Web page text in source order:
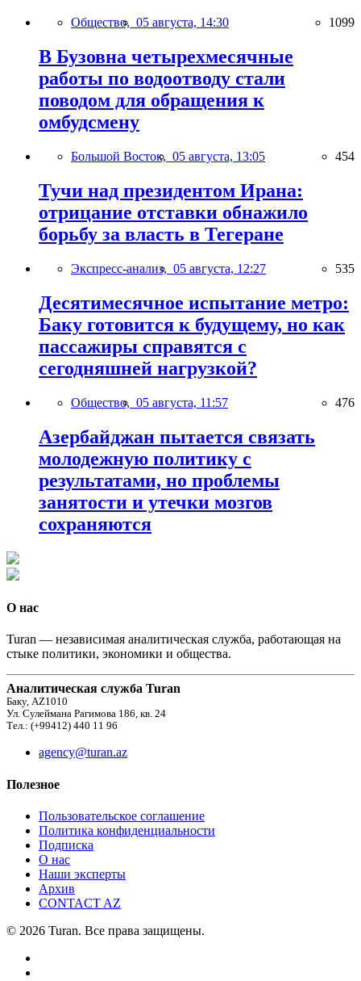
Общество, 05 августа, 14:30 1099
В Бузовна четырехмесячные
работы по водоотводу стали
поводом для обращения к
омбудсмену
Большой Восток, 05 августа, 13:05 454
Тучи над президентом Ирана:
отрицание отставки обнажило
борьбу за власть в Тегеране
Экспресс-анализ, 05 августа, 12:27 535
Десятимесячное испытание метро:
Баку готовится к будущему, но как
пассажиры справятся с
сегодняшней нагрузкой?
Общество, 05 августа, 11:57 476
Азербайджан пытается связать
молодежную политику с
результатами, но проблемы
занятости и утечки мозгов
сохраняются
О нас
Turan — независимая аналитическая служба, работающая на
стыке политики, экономики и общества.
Аналитическая служба Turan
Баку, AZ1010
Ул. Сулеймана Рагимова 186, кв. 24
Тел.: (+99412) 440 11 96
agency@turan.az
Полезное
Пользовательское соглашение
Политика конфиденциальности
Подписка
О нас
Наши эксперты
Архив
CONTACT AZ
© 2026 Turan. Все права защищены.